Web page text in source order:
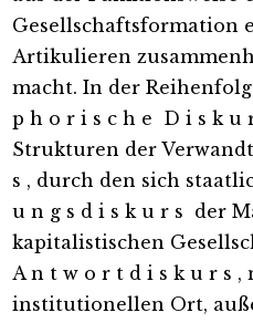
Gesellschaftsformation
Artikulieren
macht. In der
p h o r i s c h e D i s k u
Strukturen der
s , durch den sich
u n g s d i s k u r s der
kapitalistischen
A n t w o r t d i s k u r s ,
institutionellen Ort,